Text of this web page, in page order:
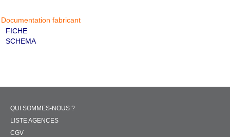
Documentation fabricant
FICHE
SCHEMA
QUI SOMMES-NOUS ?
LISTE AGENCES
CGV